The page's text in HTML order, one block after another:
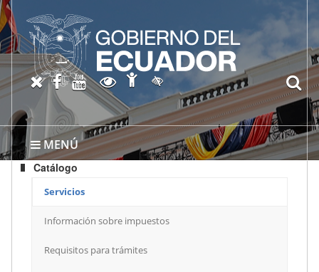
MENÚ
X oficial del SRI
Facebook oficial SRI
Canal del SRI en YouTube
Abrir página de
Abrir página de
Activar/quitar contraste
Catálogo
Servicios
Información sobre impuestos
Requisitos para trámites